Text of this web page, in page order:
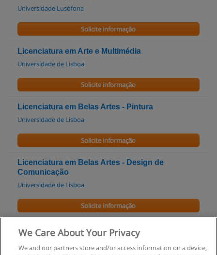
Universidade Lusófona
Solicite informação
Licenciatura em Arte e Multimédia
Universidade de Lisboa
Solicite informação
Licenciatura em Belas Artes - Pintura
Universidade de Lisboa
Solicite informação
Licenciatura em Belas Artes - Design de
Comunicação
Universidade de Lisboa
Solicite informação
Mestrado em Anatomia Artística
We Care About Your Privacy
We and our partners store and/or access information on a device,